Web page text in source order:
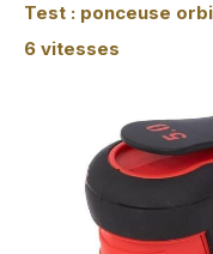
Test : ponceuse
6 vitesses